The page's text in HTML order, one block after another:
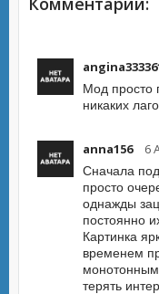
Мод просто
никаких
anna156 6
Сначала
просто
однажды
постоянно
Картинка
временем
терять